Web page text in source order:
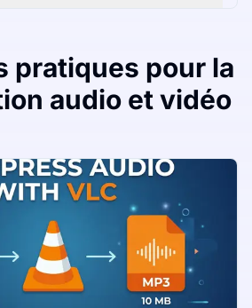
pratiques pour la
audio et vidéo